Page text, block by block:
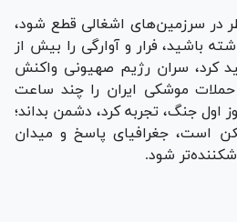
در سرزمین‌های اشغالی قطع شود،
باشید، فرار و آوارگی را بیش از
خواهید کرد، سران رژیم صهیونی واکنش
حملات موشکی ایران را چند ساعت
جنگ، تجربه کرد، دشمن بداند؛
است، جغرافیای پاسخ و میدان
شود.